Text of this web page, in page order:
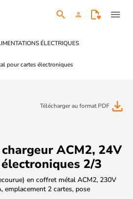
search person menu
ÉLECTRIQUES
pour cartes électroniques
Télécharger au format PDF file_download
ACM2, 24V
2/3
en coffret métal ACM2, 230V
emplacement 2 cartes, pose